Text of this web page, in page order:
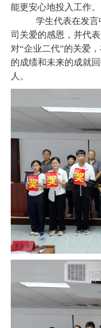
能更安心地投入工作。
学生代表在发
司关爱的感恩，并代
对“企业二代”的关爱
的成绩和未来的成就
人。